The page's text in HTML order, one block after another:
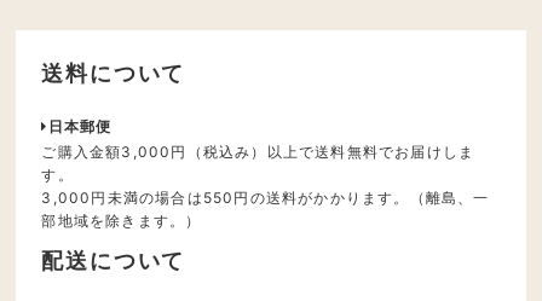
送料について
日本郵便
ご購入金額3,000円（税込み）以上で送料無料でお届けしま
す。
3,000円未満の場合は550円の送料がかかります。（離島、一
部地域を除きます。）
配送について